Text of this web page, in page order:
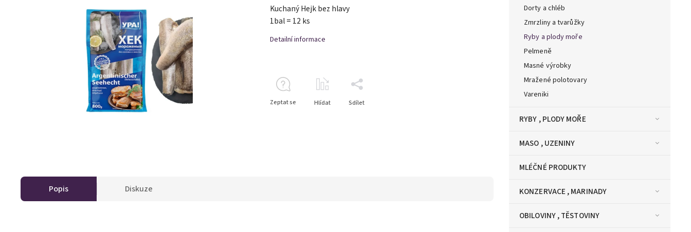
Dorty a chléb
Zmrzliny a tvarůžky
Ryby a plody moře
Pelmeně
Masné výrobky
Mražené polotovary
Vareniki
RYBY , PLODY MOŘE
MASO , UZENINY
MLÉČNÉ PRODUKTY
KONZERVACE , MARINADY
OBILOVINY , TĚSTOVINY
Kuchaný Hejk bez hlavy
1bal = 12 ks
Detailní informace
Zeptat se Hlídat Sdílet
Popis Diskuze